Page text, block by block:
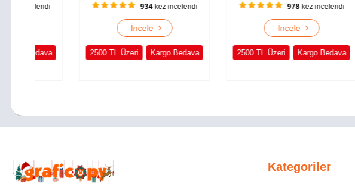
934kez incelendi
İncele
2500 TL Üzeri Kargo Bedava
978kez incelendi
İncele
2500 TL Üzeri Kargo Bedava
Kategoriler